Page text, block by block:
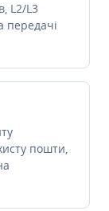
L2/L3
передачі
пошти,